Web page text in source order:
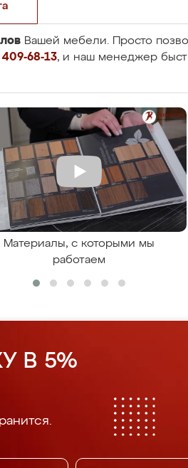
Вашей мебели. Просто
68-13, и наш менеджер
Материалы, с которыми мы
работаем
В 5%